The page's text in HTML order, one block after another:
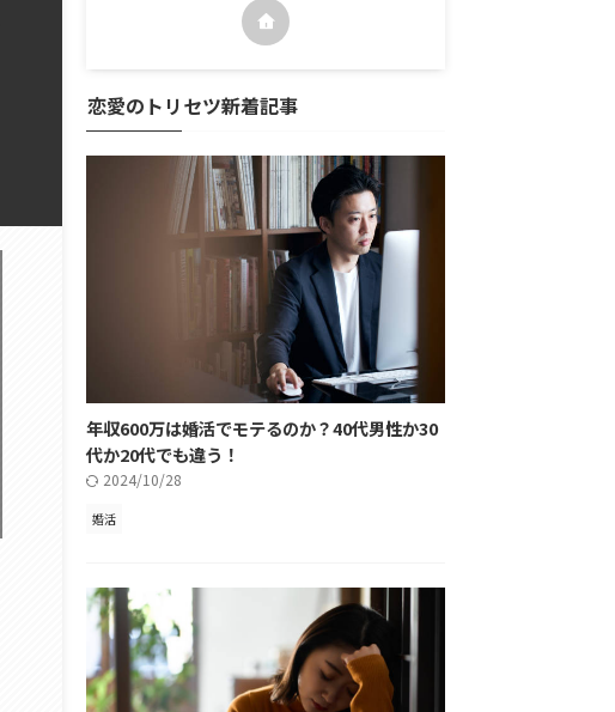
恋愛のトリセツ新着記事
年収600万は婚活でモテるのか？40代男性か30
代か20代でも違う！
2024/10/28
婚活